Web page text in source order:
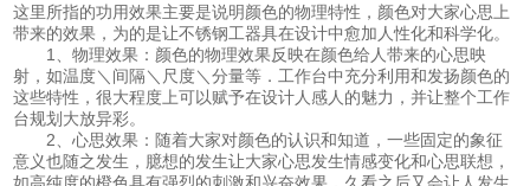
这里所指的功用效果主要是说明颜色的物理特性，颜色对大家心思上
带来的效果，为的是让不锈钢工器具在设计中愈加人性化和科学化。
1、物理效果：颜色的物理效果反映在颜色给人带来的心思映
射，如温度＼间隔＼尺度＼分量等．工作台中充分利用和发扬颜色的
这些特性，很大程度上可以赋予在设计人感人的魅力，并让整个工作
台规划大放异彩。
2、心思效果：随着大家对颜色的认识和知道，一些固定的象征
意义也随之发生，臆想的发生让大家心思发生情感变化和心思联想，
如高纯度的橙色具有强烈的刺激和兴奋效果，久看之后又会让人发生